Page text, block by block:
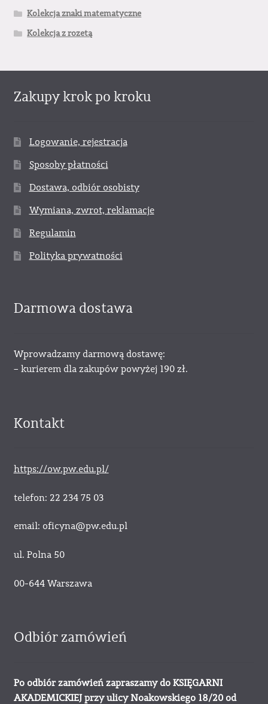
Kolekcja znaki matematyczne
Kolekcja z rozetą
Zakupy krok po kroku
Logowanie, rejestracja
Sposoby płatności
Dostawa, odbiór osobisty
Wymiana, zwrot, reklamacje
Regulamin
Polityka prywatności
Darmowa dostawa
Wprowadzamy darmową dostawę:
– kurierem dla zakupów powyżej 190 zł.
Kontakt
https://ow.pw.edu.pl/
telefon: 22 234 75 03
email: oficyna@pw.edu.pl
ul. Polna 50
00-644 Warszawa
Odbiór zamówień
Po odbiór zamówień zapraszamy do KSIĘGARNI
AKADEMICKIEJ przy ulicy Noakowskiego 18/20 od